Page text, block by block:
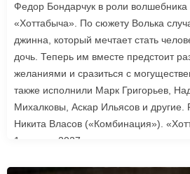
Федор Бондарчук в роли волшебника
«Хоттабыча». По сюжету Волька
джинна, который мечтает стать
дочь. Теперь им вместе предстоит
желаниями и сразиться с
также исполнили Марк Григорьев,
Михалковы, Аскар Ильясов и другие.
Никита Власов («Комбинация»).
1 января 2027 года.